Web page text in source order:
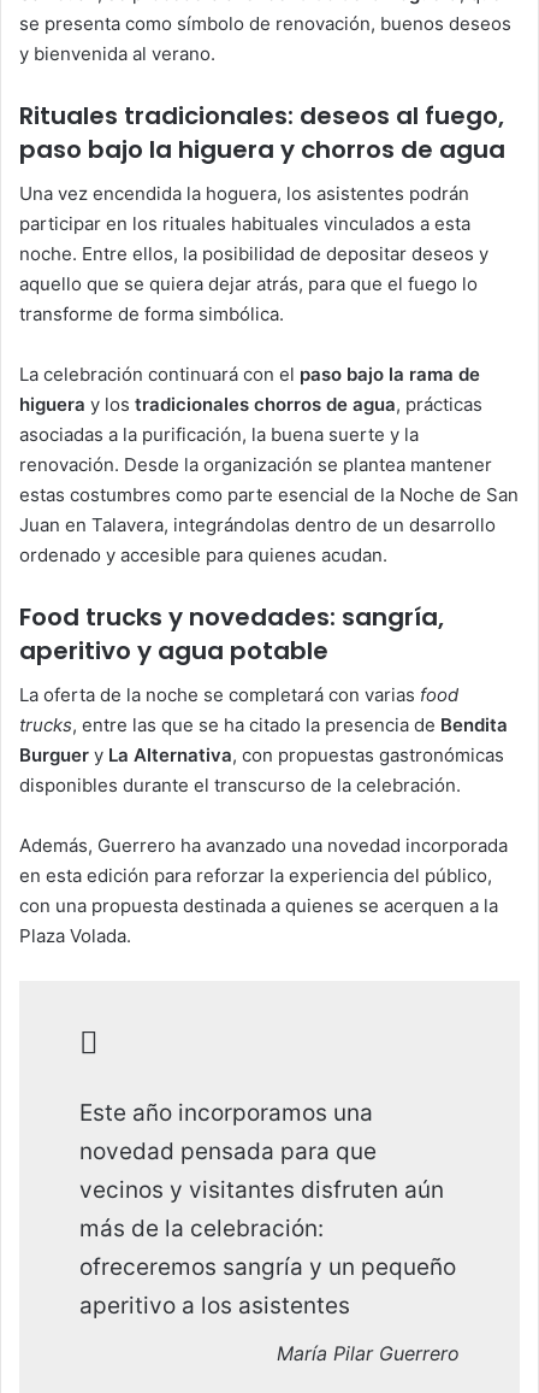
se presenta como símbolo de renovación, buenos deseos
y bienvenida al verano.
Rituales tradicionales: deseos al fuego,
paso bajo la higuera y chorros de agua
Una vez encendida la hoguera, los asistentes podrán
participar en los rituales habituales vinculados a esta
noche. Entre ellos, la posibilidad de depositar deseos y
aquello que se quiera dejar atrás, para que el fuego lo
transforme de forma simbólica.
La celebración continuará con el paso bajo la rama de
higuera y los tradicionales chorros de agua, prácticas
asociadas a la purificación, la buena suerte y la
renovación. Desde la organización se plantea mantener
estas costumbres como parte esencial de la Noche de San
Juan en Talavera, integrándolas dentro de un desarrollo
ordenado y accesible para quienes acudan.
Food trucks y novedades: sangría,
aperitivo y agua potable
La oferta de la noche se completará con varias food
trucks, entre las que se ha citado la presencia de Bendita
Burguer y La Alternativa, con propuestas gastronómicas
disponibles durante el transcurso de la celebración.
Además, Guerrero ha avanzado una novedad incorporada
en esta edición para reforzar la experiencia del público,
con una propuesta destinada a quienes se acerquen a la
Plaza Volada.
Este año incorporamos una
novedad pensada para que
vecinos y visitantes disfruten aún
más de la celebración:
ofreceremos sangría y un pequeño
aperitivo a los asistentes
María Pilar Guerrero